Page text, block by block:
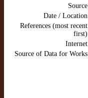
Source
Date / Location
References (most recent
first)
Internet
Source of Data for Works